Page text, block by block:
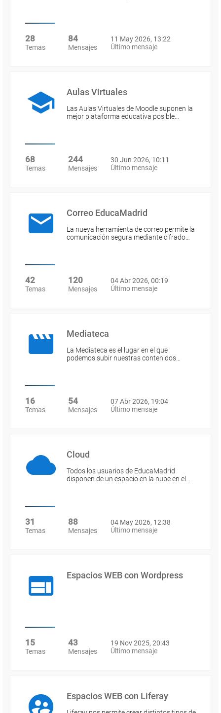
28
Temas
84
Mensajes
11 May 2026, 13:22
Último mensaje
Aulas Virtuales
Las Aulas Virtuales de Moodle suponen la
mejor plataforma educativa posible…
68
Temas
244
Mensajes
30 Jun 2026, 10:11
Último mensaje
Correo EducaMadrid
La nueva herramienta de correo permite la
comunicación segura mediante cifrado…
42
Temas
120
Mensajes
04 Abr 2026, 00:19
Último mensaje
Mediateca
La Mediateca es el lugar en el que
podemos subir nuestras contenidos…
16
Temas
54
Mensajes
07 Abr 2026, 19:04
Último mensaje
Cloud
Todos los usuarios de EducaMadrid
disponen de un espacio en la nube en el…
31
Temas
88
Mensajes
04 May 2026, 12:38
Último mensaje
Espacios WEB con Wordpress
15
Temas
43
Mensajes
19 Nov 2025, 20:43
Último mensaje
Espacios WEB con Liferay